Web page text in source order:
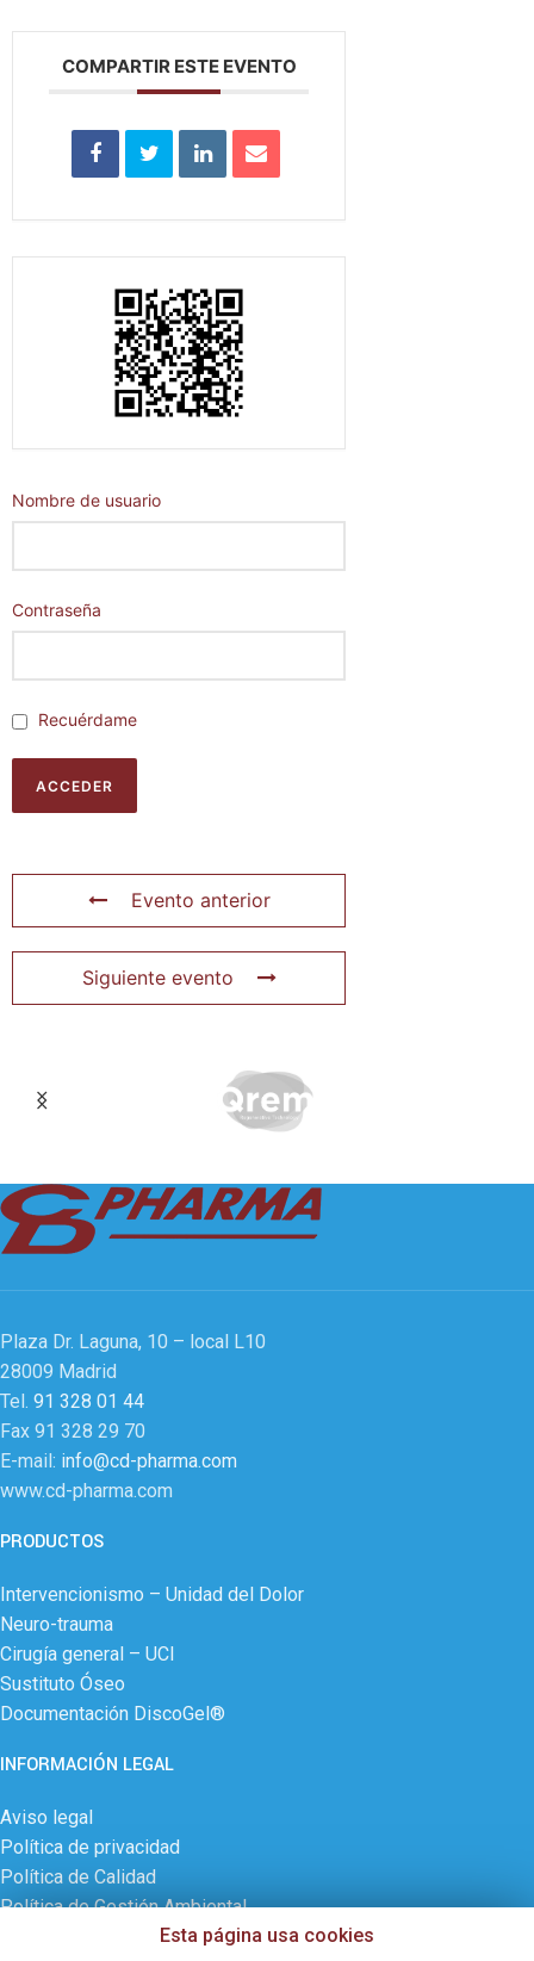
COMPARTIR ESTE EVENTO
Nombre de usuario
Contraseña
Recuérdame
Evento anterior
Siguiente evento
Plaza Dr. Laguna, 10 – local L10
28009 Madrid
Tel. 91 328 01 44
Fax 91 328 29 70
E-mail: info@cd-pharma.com
www.cd-pharma.com
PRODUCTOS
Intervencionismo – Unidad del Dolor
Neuro-trauma
Cirugía general – UCI
Sustituto Óseo
Documentación DiscoGel®
INFORMACIÓN LEGAL
Aviso legal
Política de privacidad
Política de Calidad
Política de Gestión Ambiental
Esta página usa cookies